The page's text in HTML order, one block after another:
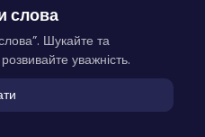
слова
Шукайте та
уважність.